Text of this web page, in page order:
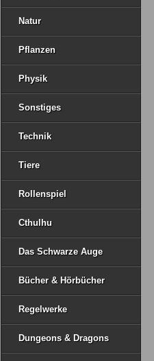
Natur
Pflanzen
Physik
Sonstiges
Technik
Tiere
Rollenspiel
Cthulhu
Das Schwarze Auge
Bücher & Hörbücher
Regelwerke
Dungeons & Dragons